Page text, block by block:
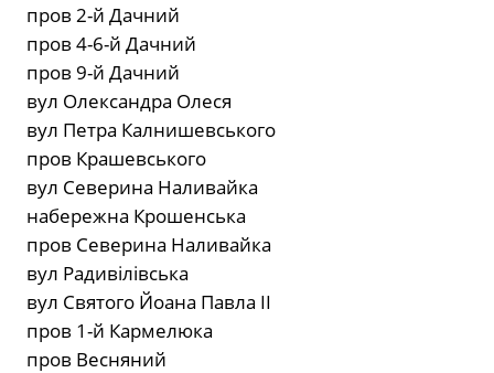
пров 2-й Дачний
пров 4-6-й Дачний
пров 9-й Дачний
вул Олександра Олеся
вул Петра Калнишевського
пров Крашевського
вул Северина Наливайка
набережна Крошенська
пров Северина Наливайка
вул Радивілівська
вул Святого Йоана Павла ІІ
пров 1-й Кармелюка
пров Весняний